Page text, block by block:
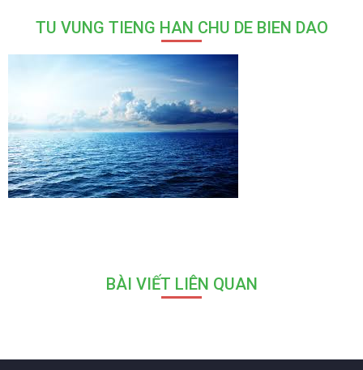
TU VUNG TIENG HAN CHU DE BIEN DAO
BÀI VIẾT LIÊN QUAN